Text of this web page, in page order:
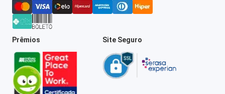
Prêmios Site Seguro